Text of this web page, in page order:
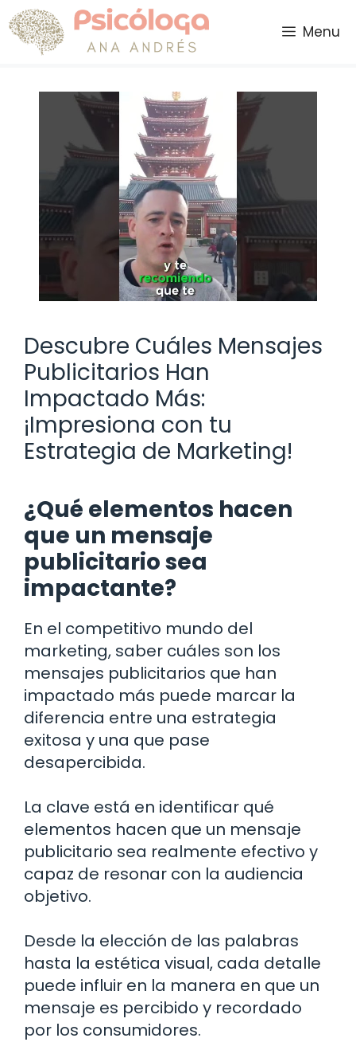
Saltar
al
contenido
Menu
Descubre Cuáles Mensajes
Publicitarios Han
Impactado Más:
¡Impresiona con tu
Estrategia de Marketing!
¿Qué elementos hacen
que un mensaje
publicitario sea
impactante?
En el competitivo mundo del
marketing, saber cuáles son los
mensajes publicitarios que han
impactado más puede marcar la
diferencia entre una estrategia
exitosa y una que pase
desapercibida.
La clave está en identificar qué
elementos hacen que un mensaje
publicitario sea realmente efectivo y
capaz de resonar con la audiencia
objetivo.
Desde la elección de las palabras
hasta la estética visual, cada detalle
puede influir en la manera en que un
mensaje es percibido y recordado
por los consumidores.